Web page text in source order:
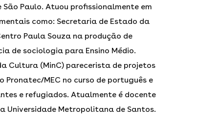
Paulo. Atuou profissionalmente em
como: Secretaria de Estado da
Paula Souza na produção de
de sociologia para Ensino Médio.
Cultura (MinC) parecerista de projetos
Pronatec/MEC no curso de português e
e refugiados. Atualmente é docente
Universidade Metropolitana de Santos.